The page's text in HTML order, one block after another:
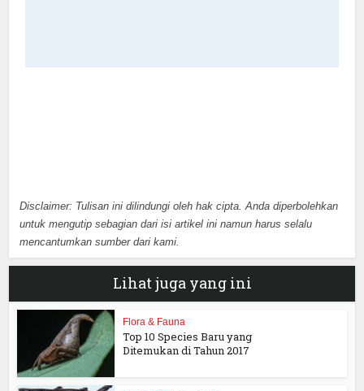
Disclaimer: Tulisan ini dilindungi oleh hak cipta. Anda diperbolehkan
untuk mengutip sebagian dari isi artikel ini namun harus selalu
mencantumkan sumber dari kami.
Lihat juga yang ini
Flora & Fauna
Top 10 Species Baru yang
Ditemukan di Tahun 2017